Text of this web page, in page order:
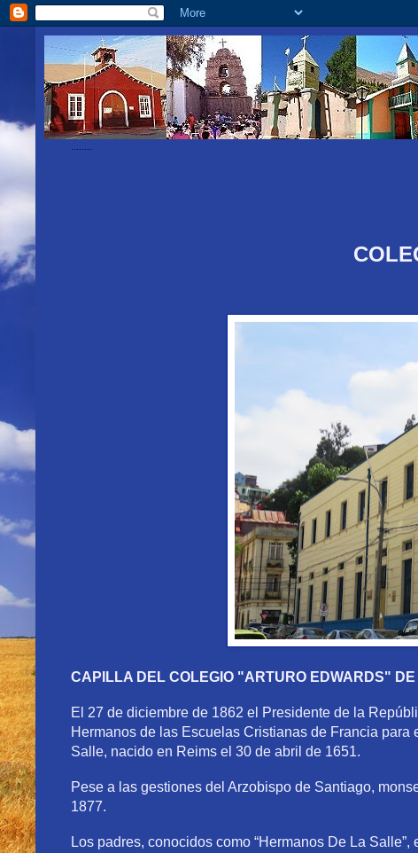
........
CAPILLA DEL COLEGIO "ARTURO EDWARDS"
El 27 de diciembre de 1862 el Presidente de la
Hermanos de las Escuelas Cristianas de Francia
Salle, nacido en Reims el 30 de abril de 1651.
Pese a las gestiones del Arzobispo de Santiago,
1877.
Los padres, conocidos como “Hermanos De La